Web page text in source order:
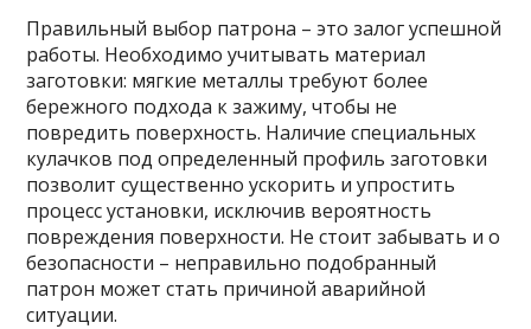
Правильный выбор патрона – это залог успешной
работы. Необходимо учитывать материал
заготовки: мягкие металлы требуют более
бережного подхода к зажиму, чтобы не
повредить поверхность. Наличие специальных
кулачков под определенный профиль заготовки
позволит существенно ускорить и упростить
процесс установки, исключив вероятность
повреждения поверхности. Не стоит забывать и о
безопасности – неправильно подобранный
патрон может стать причиной аварийной
ситуации.